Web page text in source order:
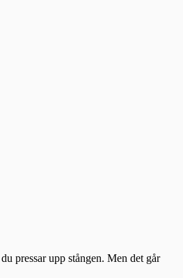
pressar upp stången. Men det går